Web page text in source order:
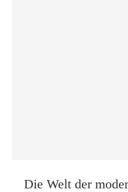
Die Welt der